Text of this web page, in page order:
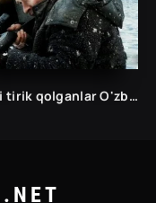
Oxirgi tirik qolganlar O'zbek tilida 2023 Uzbek Tarjima kino Jangari HD skachat